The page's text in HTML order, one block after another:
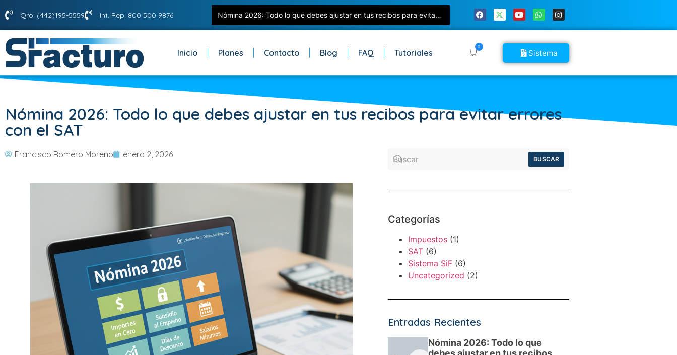
Qro: (442)195-5559 Int. Rep. 800 500 9876 Nómina 2026: Todo lo que debes ajustar en tus recibos para evitar errores con el SAT
Inicio Planes Contacto Blog FAQ Tutoriales
0
Sistema
Nómina 2026: Todo lo que debes ajustar en tus recibos para evitar errores
con el SAT
Francisco Romero Moreno enero 2, 2026 BUSCAR
Categorías
Impuestos(1)
SAT(6)
Sistema SiF(6)
Uncategorized (2)
Entradas Recientes
Nómina 2026: Todo lo que